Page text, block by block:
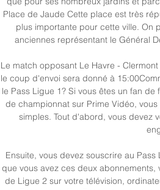
Place de Jaude Cette place est très
plus importante pour cette ville. On
anciennes représentant le Général
Le match opposant Le Havre -
le coup d'envoi sera donné à
le Pass Ligue 1? Si vous êtes un fan
de championnat sur Prime Vidéo,
simples. Tout d'abord, vous devez
Ensuite, vous devez souscrire au
que vous avez ces deux
de Ligue 2 sur votre télévision,